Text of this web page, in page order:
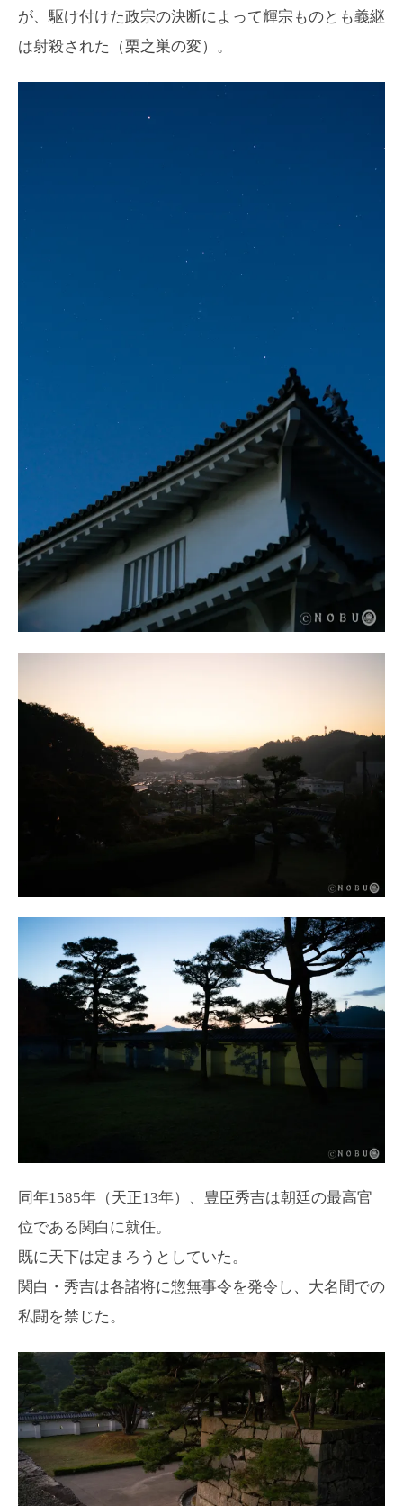
が、駆け付けた政宗の決断によって輝宗ものとも義継
は射殺された（栗之巣の変）。
同年1585年（天正13年）、豊臣秀吉は朝廷の最高官
位である関白に就任。
既に天下は定まろうとしていた。
関白・秀吉は各諸将に惣無事令を発令し、大名間での
私闘を禁じた。